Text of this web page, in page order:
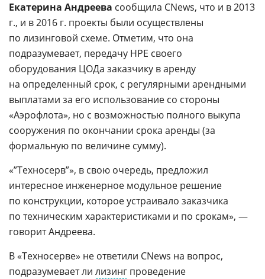
Екатерина Андреева сообщила CNews, что и в 2013
г., и в 2016 г. проекты были осуществлены
по лизинговой схеме. Отметим, что она
подразумевает, передачу HPE своего
оборудования ЦОДа заказчику в аренду
на определенный срок, с регулярными арендными
выплатами за его использование со стороны
«Аэрофлота», но с возможностью полного выкупа
сооружения по окончании срока аренды (за
формальную по величине сумму).
«”Техносерв”», в свою очередь, предложил
интересное инженерное модульное решение
по конструкции, которое устраивало заказчика
по техническим характеристиками и по срокам», —
говорит Андреева.
В «Техносерве» не ответили CNews на вопрос,
подразумевает ли лизинг проведение